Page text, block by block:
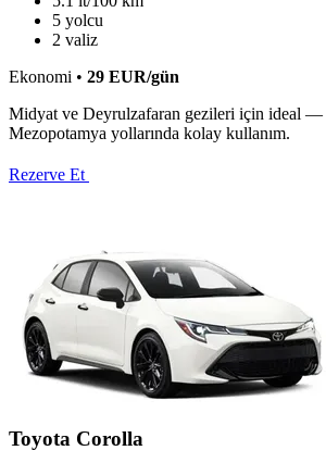
5 yolcu
2 valiz
Ekonomi • 29 EUR/gün
Midyat ve Deyrulzafaran gezileri için ideal —
Mezopotamya yollarında kolay kullanım.
Rezerve Et
Toyota Corolla